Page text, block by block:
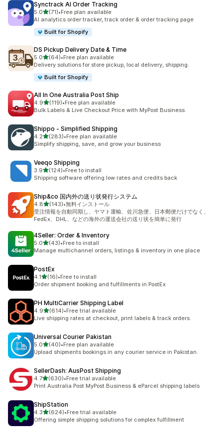
Synctrack AI Order Tracking
5.05つ星中
(71)
合計レビュー数：71件
•Free plan available
AI analytics order tracker, track order & order tracking page
Built for Shopify
DS Pickup Delivery Date & Time
5.05つ星中
(64)
合計レビュー数：64件
•Free plan available
Delivery solutions for store pickup, local delivery, shipping.
Built for Shopify
All In One Australia Post Ship
4.95つ星中
(119)
合計レビュー数：119件
•Free plan available
Bulk Labels & Live Checkout Price with MyPost Business.
Shippo ‑ Simplified Shipping
4.25つ星中
(283)
合計レビュー数：283件
•Free plan available
Simplify shipping, save, and grow your business
Veeqo Shipping
3.95つ星中
(124)
合計レビュー数：124件
•Free to install
Shipping software offering low rates and credits back
Ship&co 国内外の送り状発行システム
4.85つ星中
(143)
合計レビュー数：143件
•無料インストール
受注情報を自動同期し、ヤマト運輸、佐川急便、日本郵便だけでなく、
FedEx、DHL、などの海外の運送会社の送り状を簡単に発行
4Seller: Order & Inventory
5.05つ星中
(43)
合計レビュー数：43件
•Free to install
Manage multichannel orders, listings & inventory in one place
PostEx
4.15つ星中
(16)
合計レビュー数：16件
•Free to install
Order shipment booking and fulfillments in PostEx
PH MultiCarrier Shipping Label
4.95つ星中
(614)
合計レビュー数：614件
•Free trial available
Live shipping rates at checkout, print labels & track orders.
Universal Courier Pakistan
5.05つ星中
(40)
合計レビュー数：40件
•Free plan available
Upload shipments bookings in any courier service in Pakistan.
SellerDash: AusPost Shipping
4.75つ星中
(630)
合計レビュー数：630件
•Free trial available
Print Australia Post MyPost Business & eParcel shipping labels
ShipStation
4.35つ星中
(624)
合計レビュー数：624件
•Free trial available
Offering simple shipping solutions for complex fulfillment